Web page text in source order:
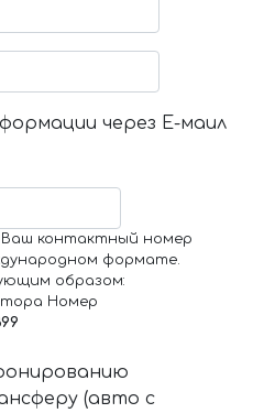
через Е-маил
контактный номер
формате.
образом:
Номер
(авто с